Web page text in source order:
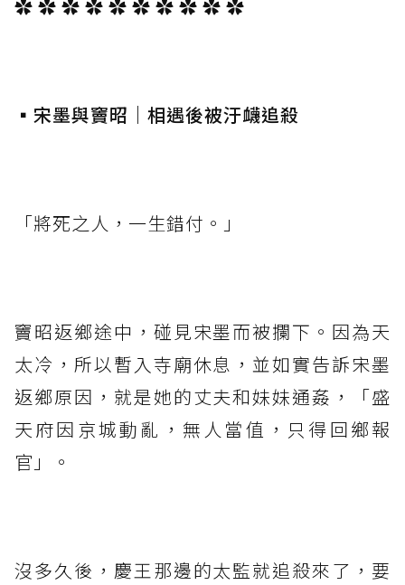
✿ ✿ ✿ ✿ ✿ ✿ ✿ ✿ ✿ ✿
▪️宋墨與竇昭｜相遇後被汙衊追殺
「將死之人，一生錯付。」
竇昭返鄉途中，碰見宋墨而被攔下。因為天
太冷，所以暫入寺廟休息，並如實告訴宋墨
返鄉原因，就是她的丈夫和妹妹通姦，「盛
天府因京城動亂，無人當值，只得回鄉報
官」。
沒多久後，慶王那邊的太監就追殺來了，要